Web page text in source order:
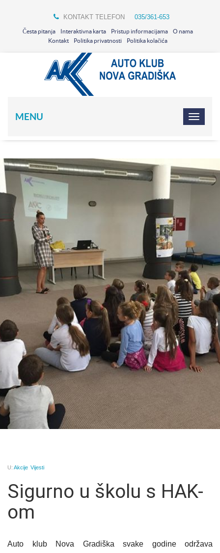
KONTAKT TELEFON 035/361-653
Česta pitanja Interaktivna karta Pristup informacijama
O nama
Kontakt
Politika privatnosti Politika kolačića
MENU
U: Akcije Vijesti
Sigurno u školu s HAK-
om
Auto klub Nova Gradiška svake godine održava